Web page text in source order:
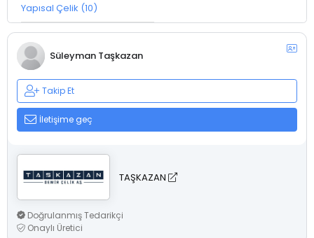
Yapısal Çelik (10)
Süleyman Taşkazan
Takip Et
İletişime geç
TAŞKAZAN
Doğrulanmış Tedarikçi
Onaylı Üretici